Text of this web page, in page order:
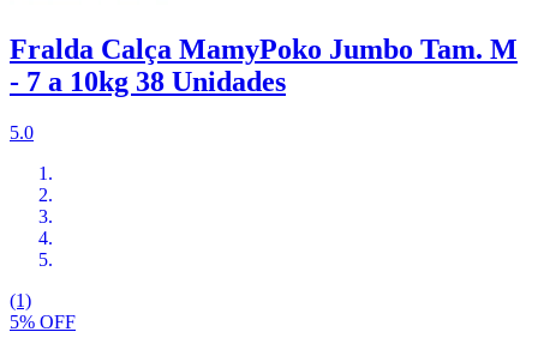
Fralda Calça MamyPoko Jumbo Tam. M
- 7 a 10kg 38 Unidades
5.0
(1)
5% OFF